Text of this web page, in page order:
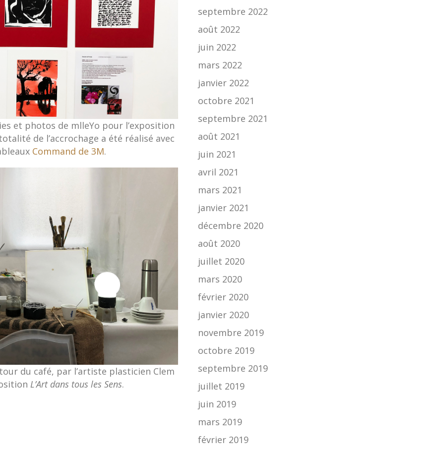
et photos de mlleYo pour l’exposition
de l’accrochage a été réalisé avec
Command de 3M.
du café, par l’artiste plasticien Clem
L’Art dans tous les Sens.
septembre 2022
août 2022
juin 2022
mars 2022
janvier 2022
octobre 2021
septembre 2021
août 2021
juin 2021
avril 2021
mars 2021
janvier 2021
décembre 2020
août 2020
juillet 2020
mars 2020
février 2020
janvier 2020
novembre 2019
octobre 2019
septembre 2019
juillet 2019
juin 2019
mars 2019
février 2019